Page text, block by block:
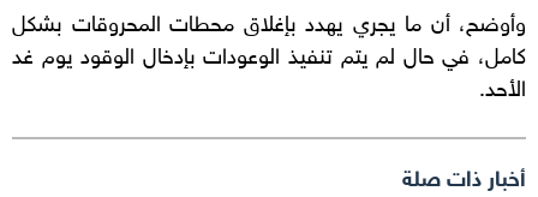
وأوضح، أن ما يجري يهدد بإغلاق محطات المحروقات بشكل
كامل، في حال لم يتم تنفيذ الوعودات بإدخال الوقود يوم غد
الأحد.
أخبار ذات صلة